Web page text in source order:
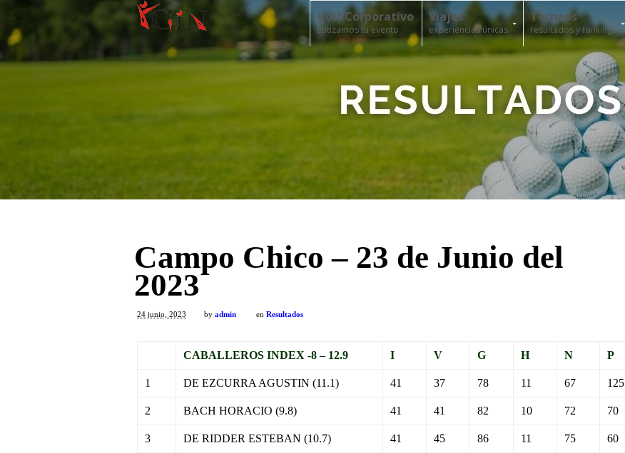
Golf Corporativo
cotizamos tu evento
Viajes
experiencias únicas
Torneos
resultados y rankings
Campo Chico – 23 de Junio del
2023
24 junio, 2023 by admin en Resultados
CABALLEROS INDEX -8 – 12.9 I V G H N P
1 DE EZCURRA AGUSTIN (11.1) 41 37 78 11 67 125
2 BACH HORACIO (9.8) 41 41 82 10 72 70
3 DE RIDDER ESTEBAN (10.7) 41 45 86 11 75 60